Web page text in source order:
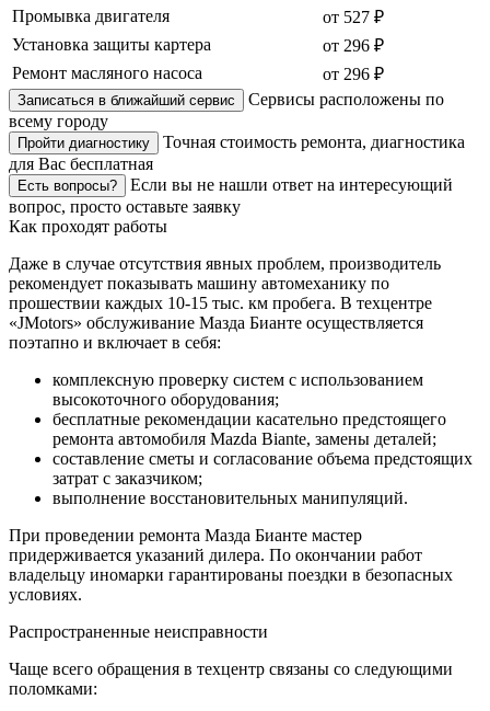
Промывка двигателя
от 527 ₽
Установка защиты картера
от 296 ₽
Ремонт масляного насоса
от 296 ₽
Записаться в ближайший сервис
Сервисы расположены по
всему городу
Пройти диагностику
Точная стоимость ремонта, диагностика
для Вас бесплатная
Есть вопросы?
Если вы не нашли ответ на интересующий
вопрос, просто оставьте заявку
Как проходят работы
Даже в случае отсутствия явных проблем, производитель
рекомендует показывать машину автомеханику по
прошествии каждых 10-15 тыс. км пробега. В техцентре
«JMotors» обслуживание Мазда Бианте осуществляется
поэтапно и включает в себя:
комплексную проверку систем с использованием
высокоточного оборудования;
бесплатные рекомендации касательно предстоящего
ремонта автомобиля Mazda Biante, замены деталей;
составление сметы и согласование объема предстоящих
затрат с заказчиком;
выполнение восстановительных манипуляций.
При проведении ремонта Мазда Бианте мастер
придерживается указаний дилера. По окончании работ
владельцу иномарки гарантированы поездки в безопасных
условиях.
Распространенные неисправности
Чаще всего обращения в техцентр связаны со следующими
поломками: